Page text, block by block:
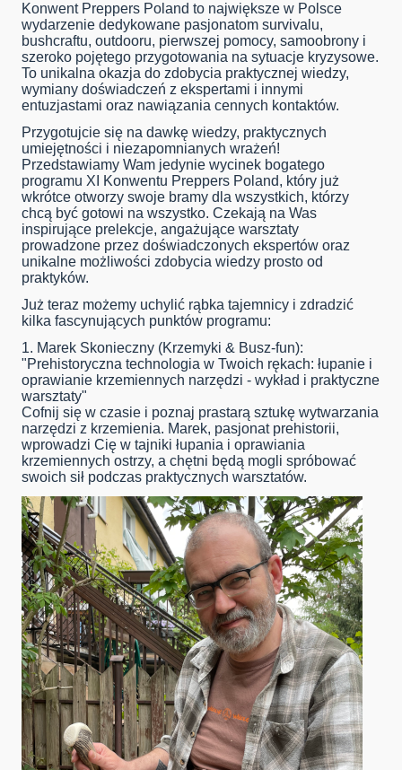
Konwent Preppers Poland to największe w Polsce
wydarzenie dedykowane pasjonatom survivalu,
bushcraftu, outdooru, pierwszej pomocy, samoobrony i
szeroko pojętego przygotowania na sytuacje kryzysowe.
To unikalna okazja do zdobycia praktycznej wiedzy,
wymiany doświadczeń z ekspertami i innymi
entuzjastami oraz nawiązania cennych kontaktów.
Przygotujcie się na dawkę wiedzy, praktycznych
umiejętności i niezapomnianych wrażeń!
Przedstawiamy Wam jedynie wycinek bogatego
programu XI Konwentu Preppers Poland, który już
wkrótce otworzy swoje bramy dla wszystkich, którzy
chcą być gotowi na wszystko. Czekają na Was
inspirujące prelekcje, angażujące warsztaty
prowadzone przez doświadczonych ekspertów oraz
unikalne możliwości zdobycia wiedzy prosto od
praktyków.
Już teraz możemy uchylić rąbka tajemnicy i zdradzić
kilka fascynujących punktów programu:
1. Marek Skonieczny (Krzemyki & Busz-fun):
"Prehistoryczna technologia w Twoich rękach: łupanie i
oprawianie krzemiennych narzędzi - wykład i praktyczne
warsztaty"
Cofnij się w czasie i poznaj prastarą sztukę wytwarzania
narzędzi z krzemienia. Marek, pasjonat prehistorii,
wprowadzi Cię w tajniki łupania i oprawiania
krzemiennych ostrzy, a chętni będą mogli spróbować
swoich sił podczas praktycznych warsztatów.